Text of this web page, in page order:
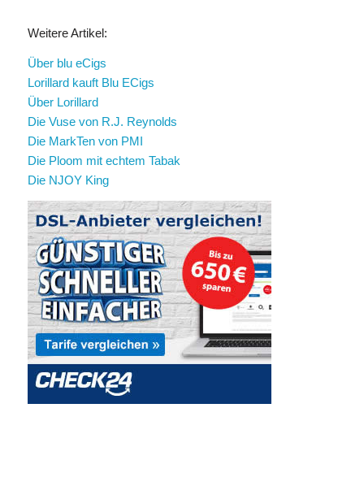
Weitere Artikel:
Über blu eCigs
Lorillard kauft Blu ECigs
Über Lorillard
Die Vuse von R.J. Reynolds
Die MarkTen von PMI
Die Ploom mit echtem Tabak
Die NJOY King